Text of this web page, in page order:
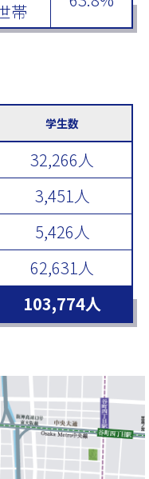
帯
学生数
32,266人
3,451人
5,426人
62,631人
103,774人